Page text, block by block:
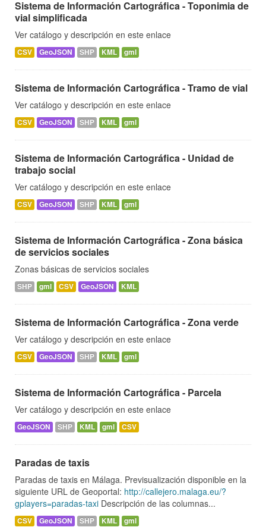
Sistema de Información Cartográfica - Toponimia de
vial simplificada
Ver catálogo y descripción en este enlace
CSV GeoJSON SHP KML gml
Sistema de Información Cartográfica - Tramo de vial
Ver catálogo y descripción en este enlace
CSV GeoJSON SHP KML gml
Sistema de Información Cartográfica - Unidad de
trabajo social
Ver catálogo y descripción en este enlace
CSV GeoJSON SHP KML gml
Sistema de Información Cartográfica - Zona básica
de servicios sociales
Zonas básicas de servicios sociales
SHP gml CSV GeoJSON KML
Sistema de Información Cartográfica - Zona verde
Ver catálogo y descripción en este enlace
CSV GeoJSON SHP KML gml
Sistema de Información Cartográfica - Parcela
Ver catálogo y descripción en este enlace
GeoJSON SHP KML gml CSV
Paradas de taxis
Paradas de taxis en Málaga. Previsualización disponible en la
siguiente URL de Geoportal: http://callejero.malaga.eu/?
gplayers=paradas-taxi Descripción de las columnas...
CSV GeoJSON SHP KML gml